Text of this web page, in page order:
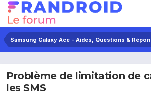
Samsung Galaxy Ace - Aides, Questions &
Problème de limitation de
les SMS